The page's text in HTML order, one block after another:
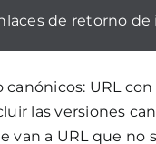
de retorno
URL
las versiones
van a URL que no